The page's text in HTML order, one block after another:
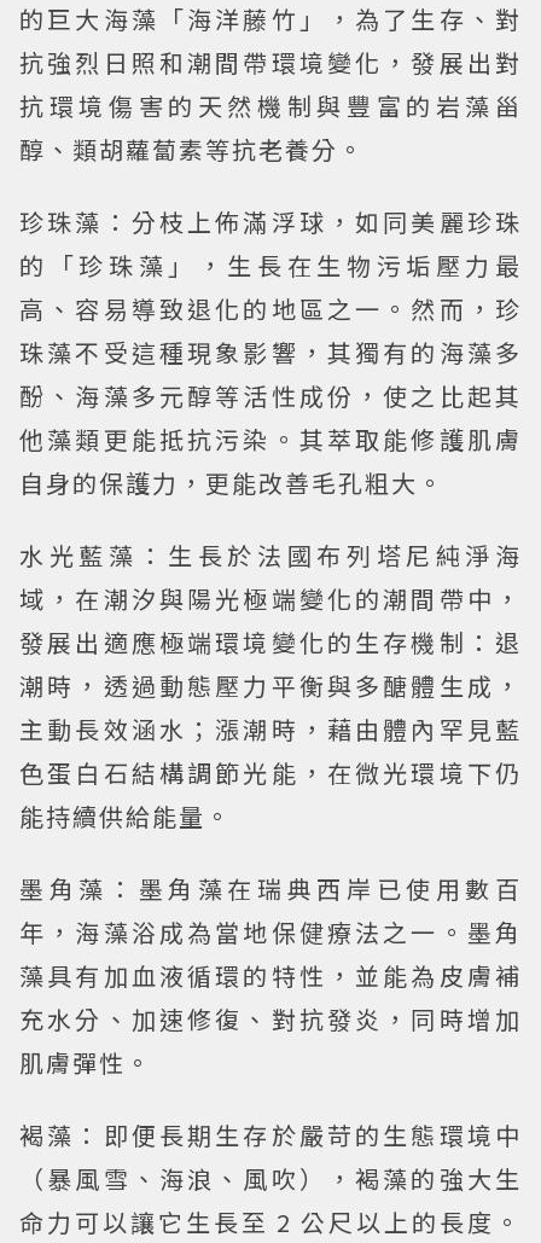
的巨大海藻「海洋藤竹」，為了生存、對
抗強烈日照和潮間帶環境變化，發展出對
抗環境傷害的天然機制與豐富的岩藻甾
醇、類胡蘿蔔素等抗老養分。
珍珠藻： 分枝上佈滿浮球，如同美麗珍珠
的「珍珠藻」，生長在生物污垢壓力最
高、容易導致退化的地區之一。然而，珍
珠藻不受這種現象影響，其獨有的海藻多
酚、海藻多元醇等活性成份，使之比起其
他藻類更能抵抗污染。其萃取能修護肌膚
自身的保護力，更能改善毛孔粗大。
水光藍藻： 生長於法國布列塔尼純淨海
域，在潮汐與陽光極端變化的潮間帶中，
發展出適應極端環境變化的生存機制：退
潮時，透過動態壓力平衡與多醣體生成，
主動長效涵水；漲潮時，藉由體內罕見藍
色蛋白石結構調節光能，在微光環境下仍
能持續供給能量。
墨角藻： 墨角藻在瑞典西岸已使用數百
年，海藻浴成為當地保健療法之一。墨角
藻具有加血液循環的特性，並能為皮膚補
充水分、加速修復、對抗發炎，同時增加
肌膚彈性。
褐藻： 即便長期生存於嚴苛的生態環境中
（暴風雪、海浪、風吹），褐藻的強大生
命力可以讓它生長至 2 公尺以上的長度。